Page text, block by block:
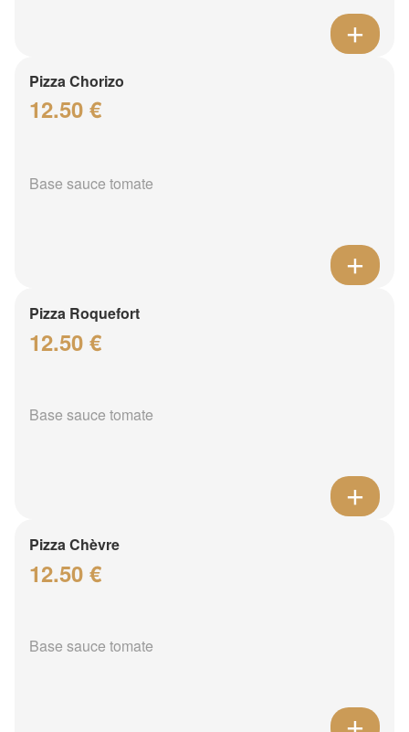
Pizza Chorizo
12.50 €
Base sauce tomate
Pizza Roquefort
12.50 €
Base sauce tomate
Pizza Chèvre
12.50 €
Base sauce tomate